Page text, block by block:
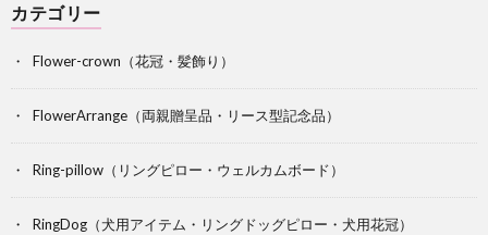
カテゴリー
Flower-crown（花冠・髪飾り）
FlowerArrange（両親贈呈品・リース型記念品）
Ring-pillow（リングピロー・ウェルカムボード）
RingDog（犬用アイテム・リングドッグピロー・犬用花冠）